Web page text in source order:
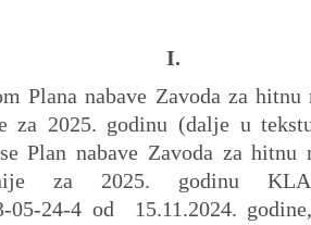
I.
Plana nabave Zavoda za
za 2025. godinu (dalje u
Plan nabave Zavoda za hitnu
za 2025. godinu
05-24-4 od 15.11.2024.